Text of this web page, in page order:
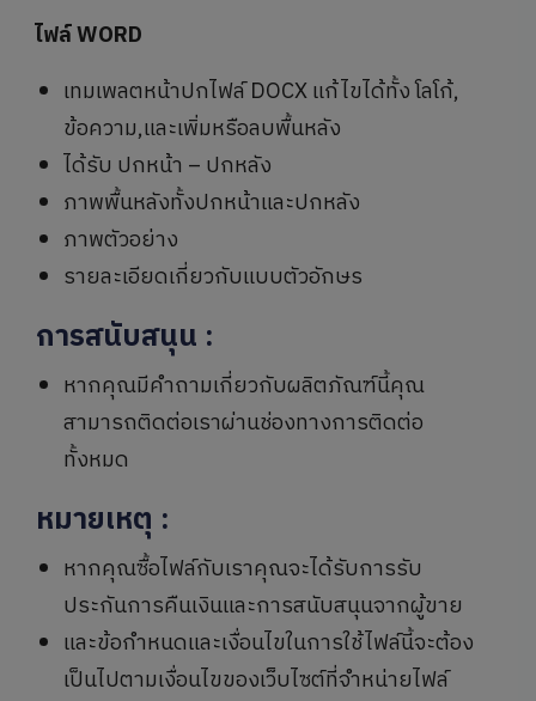
ไฟล์ WORD
เทมเพลตหน้าปกไฟล์ DOCX แก้ไขได้ทั้ง โลโก้,
ข้อความ,และเพิ่มหรือลบพื้นหลัง
ได้รับ ปกหน้า – ปกหลัง
ภาพพื้นหลังทั้งปกหน้าและปกหลัง
ภาพตัวอย่าง
รายละเอียดเกี่ยวกับแบบตัวอักษร
การสนับสนุน :
หากคุณมีคำถามเกี่ยวกับผลิตภัณฑ์นี้คุณ
สามารถติดต่อเราผ่านช่องทางการติดต่อ
ทั้งหมด
หมายเหตุ :
หากคุณซื้อไฟล์กับเราคุณจะได้รับการรับ
ประกันการคืนเงินและการสนับสนุนจากผู้ขาย
และข้อกำหนดและเงื่อนไขในการใช้ไฟล์นี้จะต้อง
เป็นไปตามเงื่อนไขของเว็บไซต์ที่จำหน่ายไฟล์